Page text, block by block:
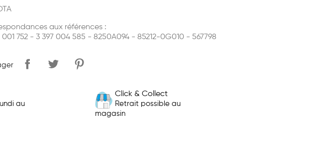
aux références :
001 752 - 3 397 004 585 - 8250A094 - 85212-0G010 - 567798
au
Click & Collect
Retrait possible au
magasin